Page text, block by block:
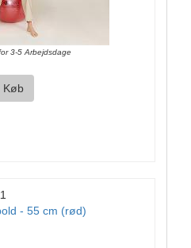
3-5 Arbejdsdage
Køb
- 55 cm (rød)